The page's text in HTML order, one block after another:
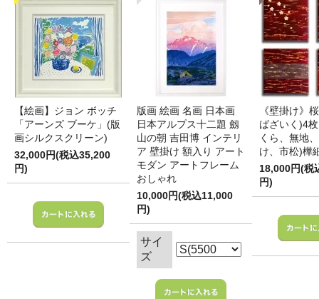
【絵画】ジョン ボッチ
「アーンズ ブーケ」(版
画シルクスクリーン)
32,000円(税込35,200
円)
版画 絵画 名画 日本画
日本アルプス十二題 劔
山の朝 吉田博 インテリ
ア 壁掛け 額入り アート
モダン アートフレーム
おしゃれ
10,000円(税込11,000
円)
サイ
ズ
《壁掛け》
ばざいく)4
くら、無地
け、市松)樺
18,000円(税
円)